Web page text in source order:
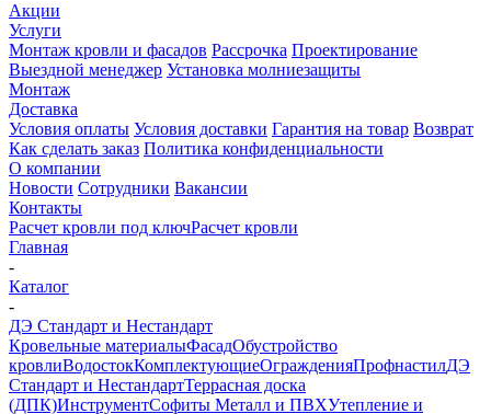
Акции
Услуги
Монтаж кровли и фасадов Рассрочка Проектирование
Выездной менеджер Установка молниезащиты
Монтаж
Доставка
Условия оплаты Условия доставки Гарантия на товар Возврат
Как сделать заказ Политика конфиденциальности
О компании
Новости Сотрудники Вакансии
Контакты
Расчет кровли под ключРасчет кровли
Главная
-
Каталог
-
ДЭ Стандарт и Нестандарт
Кровельные материалыФасадОбустройство
кровлиВодостокКомплектующиеОгражденияПрофнастилДЭ
Стандарт и НестандартТеррасная доска
(ДПК)ИнструментСофиты Металл и ПВХУтепление и